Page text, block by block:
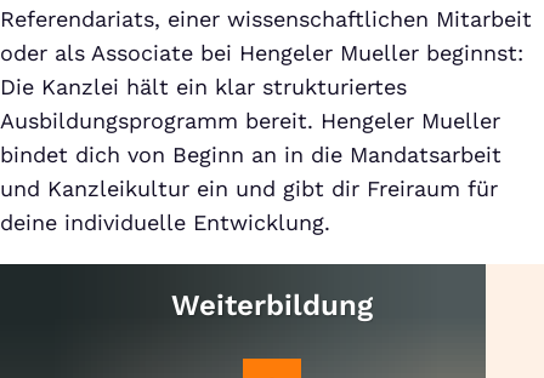
Referendariats, einer wissenschaftlichen Mitarbeit
oder als Associate bei Hengeler Mueller beginnst:
Die Kanzlei hält ein klar strukturiertes
Ausbildungsprogramm bereit. Hengeler Mueller
bindet dich von Beginn an in die Mandatsarbeit
und Kanzleikultur ein und gibt dir Freiraum für
deine individuelle Entwicklung.
Weiterbildung